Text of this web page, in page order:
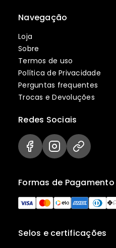
Navegação
Loja
Sobre
Termos de uso
Política de Privacidade
Perguntas frequentes
Trocas e Devoluções
Selos e certificações
Formas de Pagamento
Redes Sociais